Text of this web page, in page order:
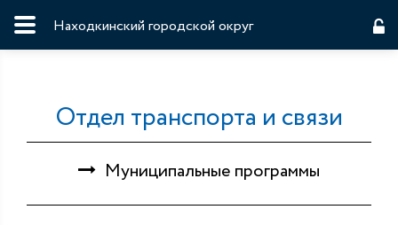
Находкинский городской округ
Отдел транспорта и связи
Муниципальные программы